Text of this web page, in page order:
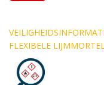
VEILIGHEIDS
FLEXIBELE